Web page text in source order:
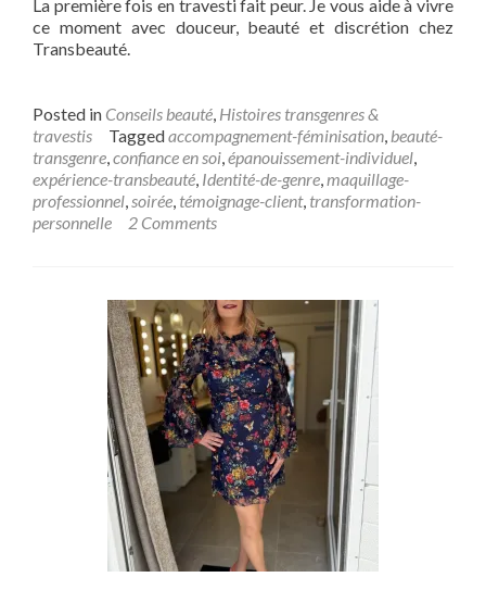
La première fois en travesti fait peur. Je vous aide à vivre
ce moment avec douceur, beauté et discrétion chez
Transbeauté.
Posted in Conseils beauté, Histoires transgenres &
travestis
Taggedaccompagnement-féminisation, beauté-
transgenre,confiance en soi,épanouissement-individuel,
expérience-transbeauté, Identité-de-genre,maquillage-
professionnel,soirée, témoignage-client, transformation-
personnelle
2 Comments